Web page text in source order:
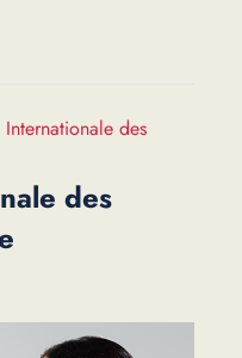
Internationale des
des